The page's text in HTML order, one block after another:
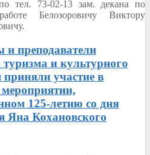
тел. 73-02-13 зам. декана по
Белозоровичу Виктору
и преподаватели
и культурного
приняли участие в
125-летию со дня
Яна Кохановского